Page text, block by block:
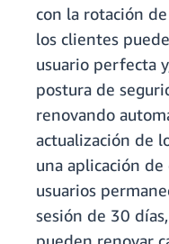
con la rotación
los clientes
usuario perfecta
postura de
renovando
actualización de
una aplicación
usuarios
sesión de 30